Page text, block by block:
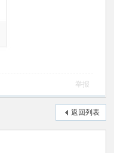
举报
返回列表